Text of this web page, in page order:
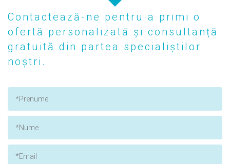
Contactează-ne pentru a primi o
ofertă personalizată și consultanță
gratuită din partea specialiștilor
noștri.